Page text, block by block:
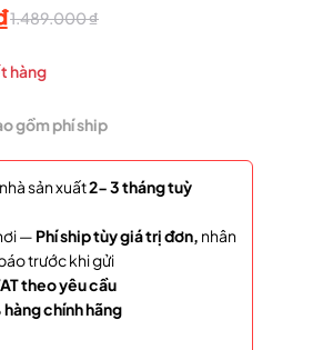
1.489.000₫
hàng
gồm phí ship
sản xuất2- 3 tháng tuỳ
— Phí ship tùy giá trị đơn, nhân
trước khi gửi
theo yêu cầu
chính hãng